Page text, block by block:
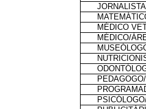
JORNALISTA
MÉDICO
MÉDICO/